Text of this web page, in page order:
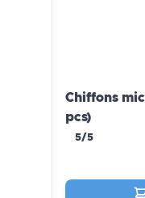
Chiffons
pcs)
5/5